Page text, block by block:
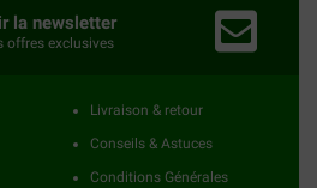
la newsletter
offres exclusives
Livraison & retour
Conseils & Astuces
Conditions Générales